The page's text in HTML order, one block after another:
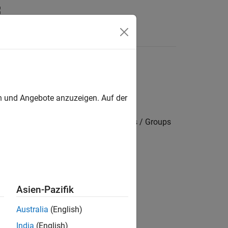
settings / Target hardware resources / Groups
Angebote anzuzeigen. Auf der
Asien-Pazifik
Australia (English)
India (English)